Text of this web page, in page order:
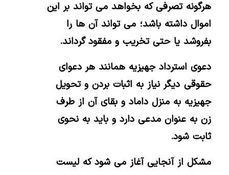
هرگونه تصرفی که بخواهد می تواند بر این
اموال داشته باشد؛ می تواند آن ها را
بفروشد یا حتی تخریب و مفقود گرداند.
دعوی استرداد جهیزیه همانند هر دعوای
حقوقی دیگر نیاز به اثبات بردن و تحویل
جهیزیه به منزل داماد و بقای آن از طرف
زن به عنوان مدعی دارد و باید به نحوی
ثابت شود.
مشکل از آنجایی آغاز می شود که لیست